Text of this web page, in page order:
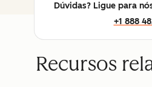
Dúvidas? Ligue para
+1 888
Recursos